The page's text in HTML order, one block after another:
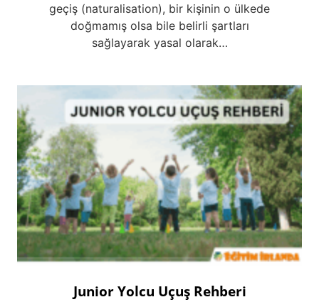
geçiş (naturalisation), bir kişinin o ülkede
doğmamış olsa bile belirli şartları
sağlayarak yasal olarak…
Junior Yolcu Uçuş Rehberi